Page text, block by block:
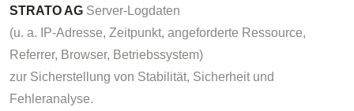
STRATO AG Server-Logdaten
(u. a. IP-Adresse, Zeitpunkt, angeforderte Ressource,
Referrer, Browser, Betriebssystem)
zur Sicherstellung von Stabilität, Sicherheit und
Fehleranalyse.